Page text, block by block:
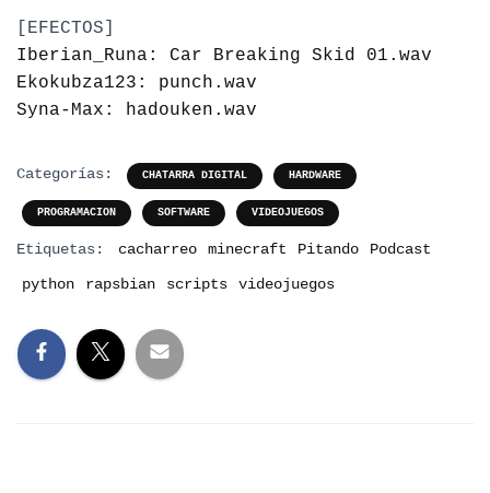
[EFECTOS]
Iberian_Runa: Car Breaking Skid 01.wav
Ekokubza123: punch.wav
Syna-Max: hadouken.wav
Categorías: CHATARRA DIGITAL HARDWARE
PROGRAMACION SOFTWARE VIDEOJUEGOS
Etiquetas: cacharreo minecraft Pitando
Podcast
python
rapsbian scripts videojuegos